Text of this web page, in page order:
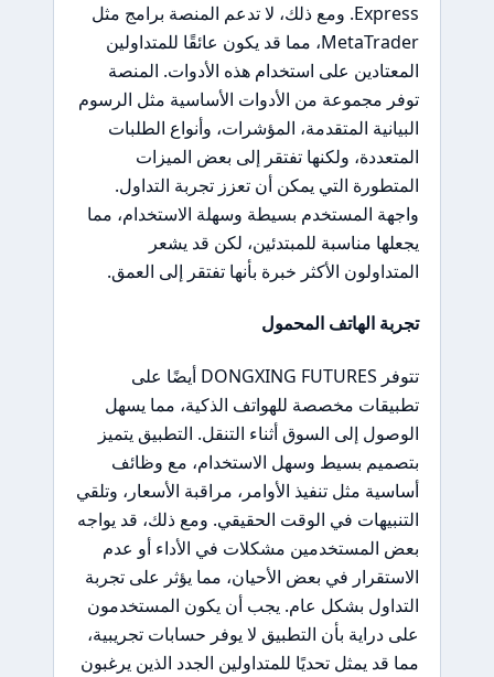
Express. ومع ذلك، لا تدعم المنصة برامج مثل
MetaTrader، مما قد يكون عائقًا للمتداولين
المعتادين على استخدام هذه الأدوات. المنصة
توفر مجموعة من الأدوات الأساسية مثل الرسوم
البيانية المتقدمة، المؤشرات، وأنواع الطلبات
المتعددة، ولكنها تفتقر إلى بعض الميزات
المتطورة التي يمكن أن تعزز تجربة التداول.
واجهة المستخدم بسيطة وسهلة الاستخدام، مما
يجعلها مناسبة للمبتدئين، لكن قد يشعر
المتداولون الأكثر خبرة بأنها تفتقر إلى العمق.
تجربة الهاتف المحمول
تتوفر DONGXING FUTURES أيضًا على
تطبيقات مخصصة للهواتف الذكية، مما يسهل
الوصول إلى السوق أثناء التنقل. التطبيق يتميز
بتصميم بسيط وسهل الاستخدام، مع وظائف
أساسية مثل تنفيذ الأوامر، مراقبة الأسعار، وتلقي
التنبيهات في الوقت الحقيقي. ومع ذلك، قد يواجه
بعض المستخدمين مشكلات في الأداء أو عدم
الاستقرار في بعض الأحيان، مما يؤثر على تجربة
التداول بشكل عام. يجب أن يكون المستخدمون
على دراية بأن التطبيق لا يوفر حسابات تجريبية،
مما قد يمثل تحديًا للمتداولين الجدد الذين يرغبون